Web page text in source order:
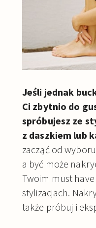
Jeśli jednak
Ci zbytnio do
spróbujesz ze
z daszkiem lub
zacząć od
a być może
Twoim must
stylizacjach.
także próbuj i